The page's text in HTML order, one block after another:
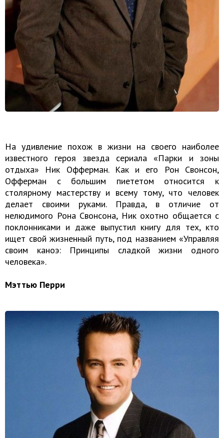
На удивление похож в жизни на своего наиболее
известного героя звезда сериала «Парки и зоны
отдыха» Ник Офферман. Как и его Рон Свонсон,
Офферман с большим пиететом относится к
столярному мастерству и всему тому, что человек
делает своими руками. Правда, в отличие от
нелюдимого Рона Свонсона, Ник охотно общается с
поклонниками и даже выпустил книгу для тех, кто
ищет свой жизненный путь, под названием «Управляя
своим каноэ: Принципы сладкой жизни одного
человека».
Мэттью Перри